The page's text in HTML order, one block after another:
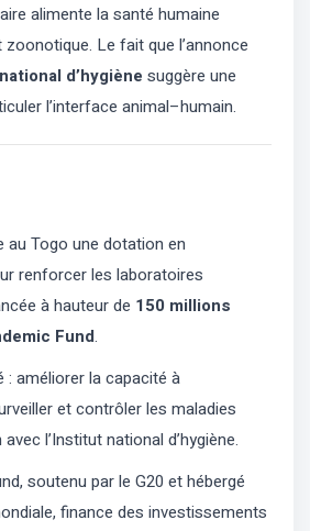
alimente la santé humaine
Le fait que l’annonce
d’hygiène suggère une
l’interface animal–humain.
au Togo une dotation en
renforcer les laboratoires
à hauteur de 150 millions
Fund.
: améliorer la capacité à
et contrôler les maladies
l’Institut national d’hygiène.
soutenu par le G20 et hébergé
finance des investissements